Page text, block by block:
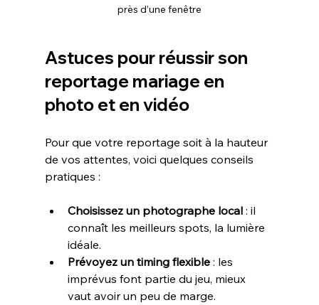
près d’une fenêtre
Astuces pour réussir son
reportage mariage en
photo et en vidéo
Pour que votre reportage soit à la hauteur
de vos attentes, voici quelques conseils
pratiques :
Choisissez un photographe local : il
connaît les meilleurs spots, la lumière
idéale.
Prévoyez un timing flexible : les
imprévus font partie du jeu, mieux
vaut avoir un peu de marge.